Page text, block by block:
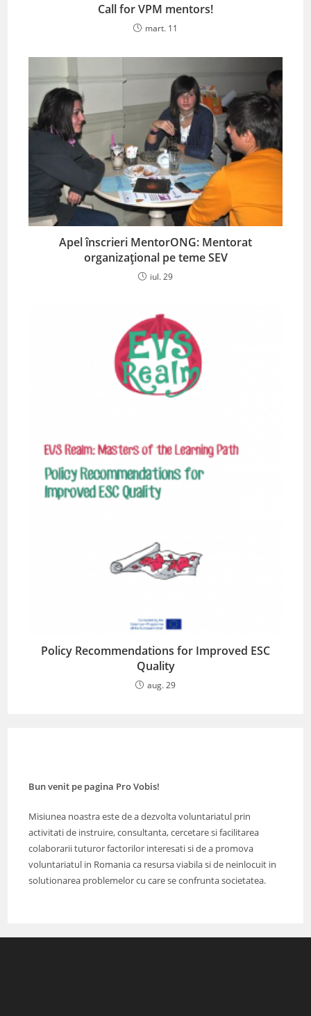
Call for VPM mentors!
mart. 11
Apel înscrieri MentorONG: Mentorat
organizațional pe teme SEV
iul. 29
Policy Recommendations for Improved ESC
Quality
aug. 29
Bun venit pe pagina Pro Vobis!
Misiunea noastra este de a dezvolta voluntariatul prin
activitati de instruire, consultanta, cercetare si facilitarea
colaborarii tuturor factorilor interesati si de a promova
voluntariatul in Romania ca resursa viabila si de neinlocuit in
solutionarea problemelor cu care se confrunta societatea.